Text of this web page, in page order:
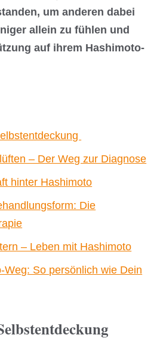
um anderen dabei
allein zu fühlen und
auf ihrem Hashimoto-
– Der Weg zur Diagnose
hinter Hashimoto
Die
– Leben mit Hashimoto
Weg: So persönlich wie Dein